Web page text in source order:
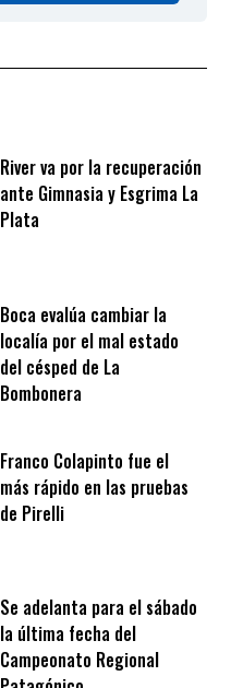
River va por la recuperación
ante Gimnasia y Esgrima La
Plata
Boca evalúa cambiar la
localía por el mal estado
del césped de La
Bombonera
Franco Colapinto fue el
más rápido en las pruebas
de Pirelli
Se adelanta para el sábado
la última fecha del
Campeonato Regional